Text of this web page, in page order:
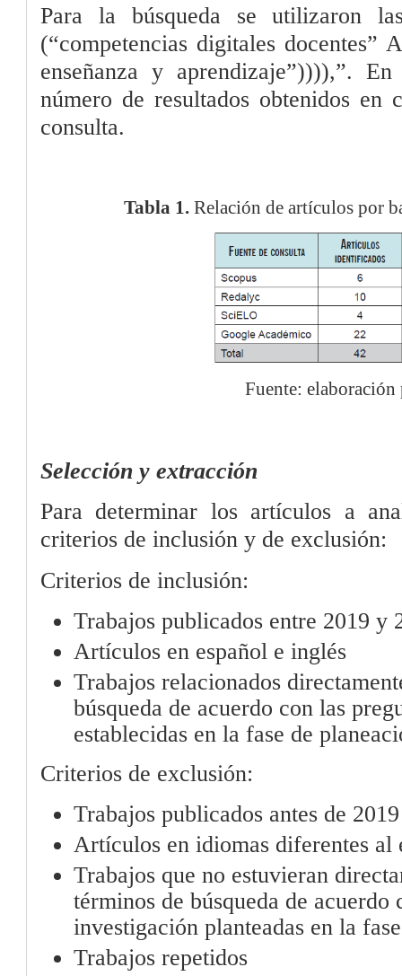
Para la búsqueda se utilizaron
(“competencias digitales docentes”
enseñanza y aprendizaje”)))),”.
número de resultados obtenidos en
consulta.
Tabla 1. Relación de artículos por
Fuente:
Selección y extracción
Para determinar los artículos a
criterios de inclusión y de exclusión:
Criterios de inclusión:
Trabajos publicados entre 2019 y
Artículos en español e inglés
Trabajos relacionados
búsqueda de acuerdo con las
establecidas en la fase de
Criterios de exclusión:
Trabajos publicados antes de 2019
Artículos en idiomas diferentes al
Trabajos que no estuvieran
términos de búsqueda de acuerdo
investigación planteadas en la
Trabajos repetidos